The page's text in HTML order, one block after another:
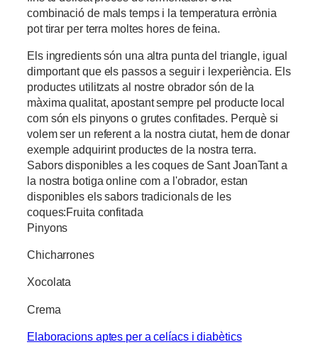
combinació de mals temps i la temperatura errònia
pot tirar per terra moltes hores de feina.
Els ingredients són una altra punta del triangle, igual
dimportant que els passos a seguir i lexperiència. Els
productes utilitzats al nostre obrador són de la
màxima qualitat, apostant sempre pel producte local
com són els pinyons o grutes confitades. Perquè si
volem ser un referent a la nostra ciutat, hem de donar
exemple adquirint productes de la nostra terra.
Sabors disponibles a les coques de Sant JoanTant a
la nostra botiga online com a l'obrador, estan
disponibles els sabors tradicionals de les
coques:Fruita confitada
Pinyons
Chicharrones
Xocolata
Crema
Elaboracions aptes per a celíacs i diabètics